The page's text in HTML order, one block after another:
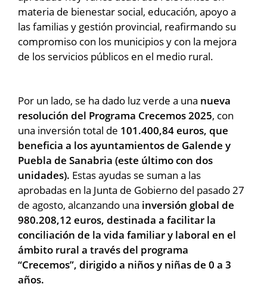
materia de bienestar social, educación, apoyo a
las familias y gestión provincial, reafirmando su
compromiso con los municipios y con la mejora
de los servicios públicos en el medio rural.
Por un lado, se ha dado luz verde a una nueva
resolución del Programa Crecemos 2025, con
una inversión total de 101.400,84 euros, que
beneficia a los ayuntamientos de Galende y
Puebla de Sanabria (este último con dos
unidades). Estas ayudas se suman a las
aprobadas en la Junta de Gobierno del pasado 27
de agosto, alcanzando una inversión global de
980.208,12 euros, destinada a facilitar la
conciliación de la vida familiar y laboral en el
ámbito rural a través del programa
“Crecemos”, dirigido a niños y niñas de 0 a 3
años.